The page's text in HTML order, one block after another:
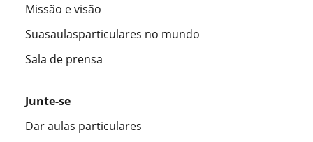
Missão e visão
Suasaulasparticulares no mundo
Sala de prensa
Junte-se
Dar aulas particulares